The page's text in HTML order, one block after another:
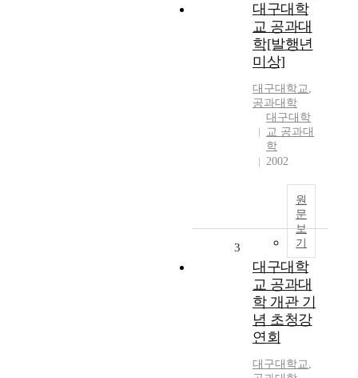
대구대학
교 공과대
학[발행년
미상]
대구대학교,
공과대학
대구대학
교 공과대
학
2002
원
문
보
기
3
대구대학
교 공과대
학 개관 기
념 초청강
연회
대구대학교,